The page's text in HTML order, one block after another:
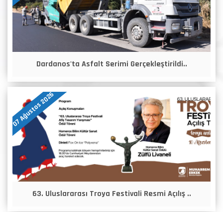
Dardanos'ta Asfalt Serimi Gerçekleştirildi..
07 Ağustos 2026
63. Uluslararası Troya Festivali Resmi Açılış ..